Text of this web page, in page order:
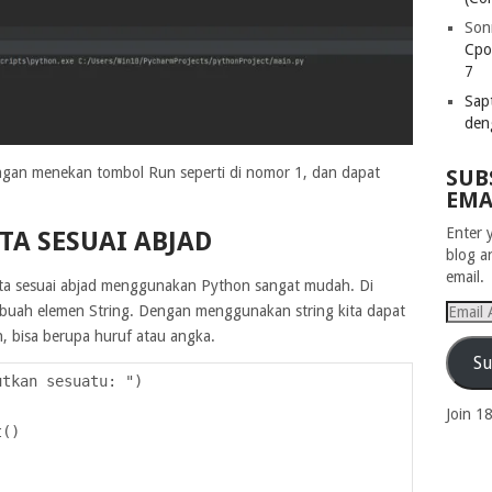
menekan tombol Run seperti di nomor 1, dan dapat
SESUAI ABJAD
abjad menggunakan Python sangat mudah. Di
elemen String. Dengan menggunakan string kita dapat
bisa berupa huruf atau angka.
sesuatu: ")
7
Enter
blog
email.
Email
Join